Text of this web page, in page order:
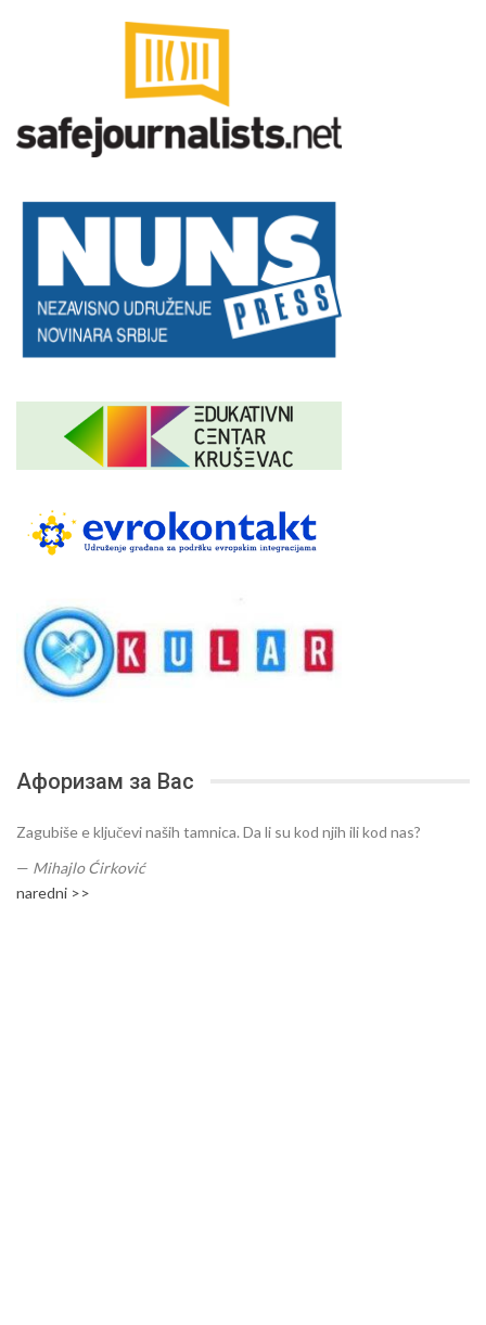
Афоризам за Вас
Zagubiše e ključevi naših tamnica. Da li su kod njih ili kod nas?
— Mihajlo Ćirković
naredni >>